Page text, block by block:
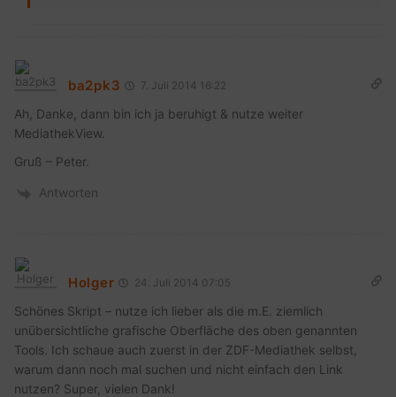
ba2pk3 7. Juli 2014 16:22
Ah, Danke, dann bin ich ja beruhigt & nutze weiter
MediathekView.
Gruß – Peter.
Antworten
Holger 24. Juli 2014 07:05
Schönes Skript – nutze ich lieber als die m.E. ziemlich
unübersichtliche grafische Oberfläche des oben genannten
Tools. Ich schaue auch zuerst in der ZDF-Mediathek selbst,
warum dann noch mal suchen und nicht einfach den Link
nutzen? Super, vielen Dank!